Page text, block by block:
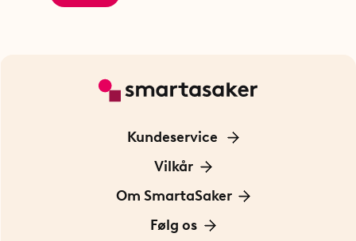
Kundeservice
Kontakt os
Vilkår
Information om cookies
Privatlivspolitik
Om SmartaSaker
Om os
Følg os